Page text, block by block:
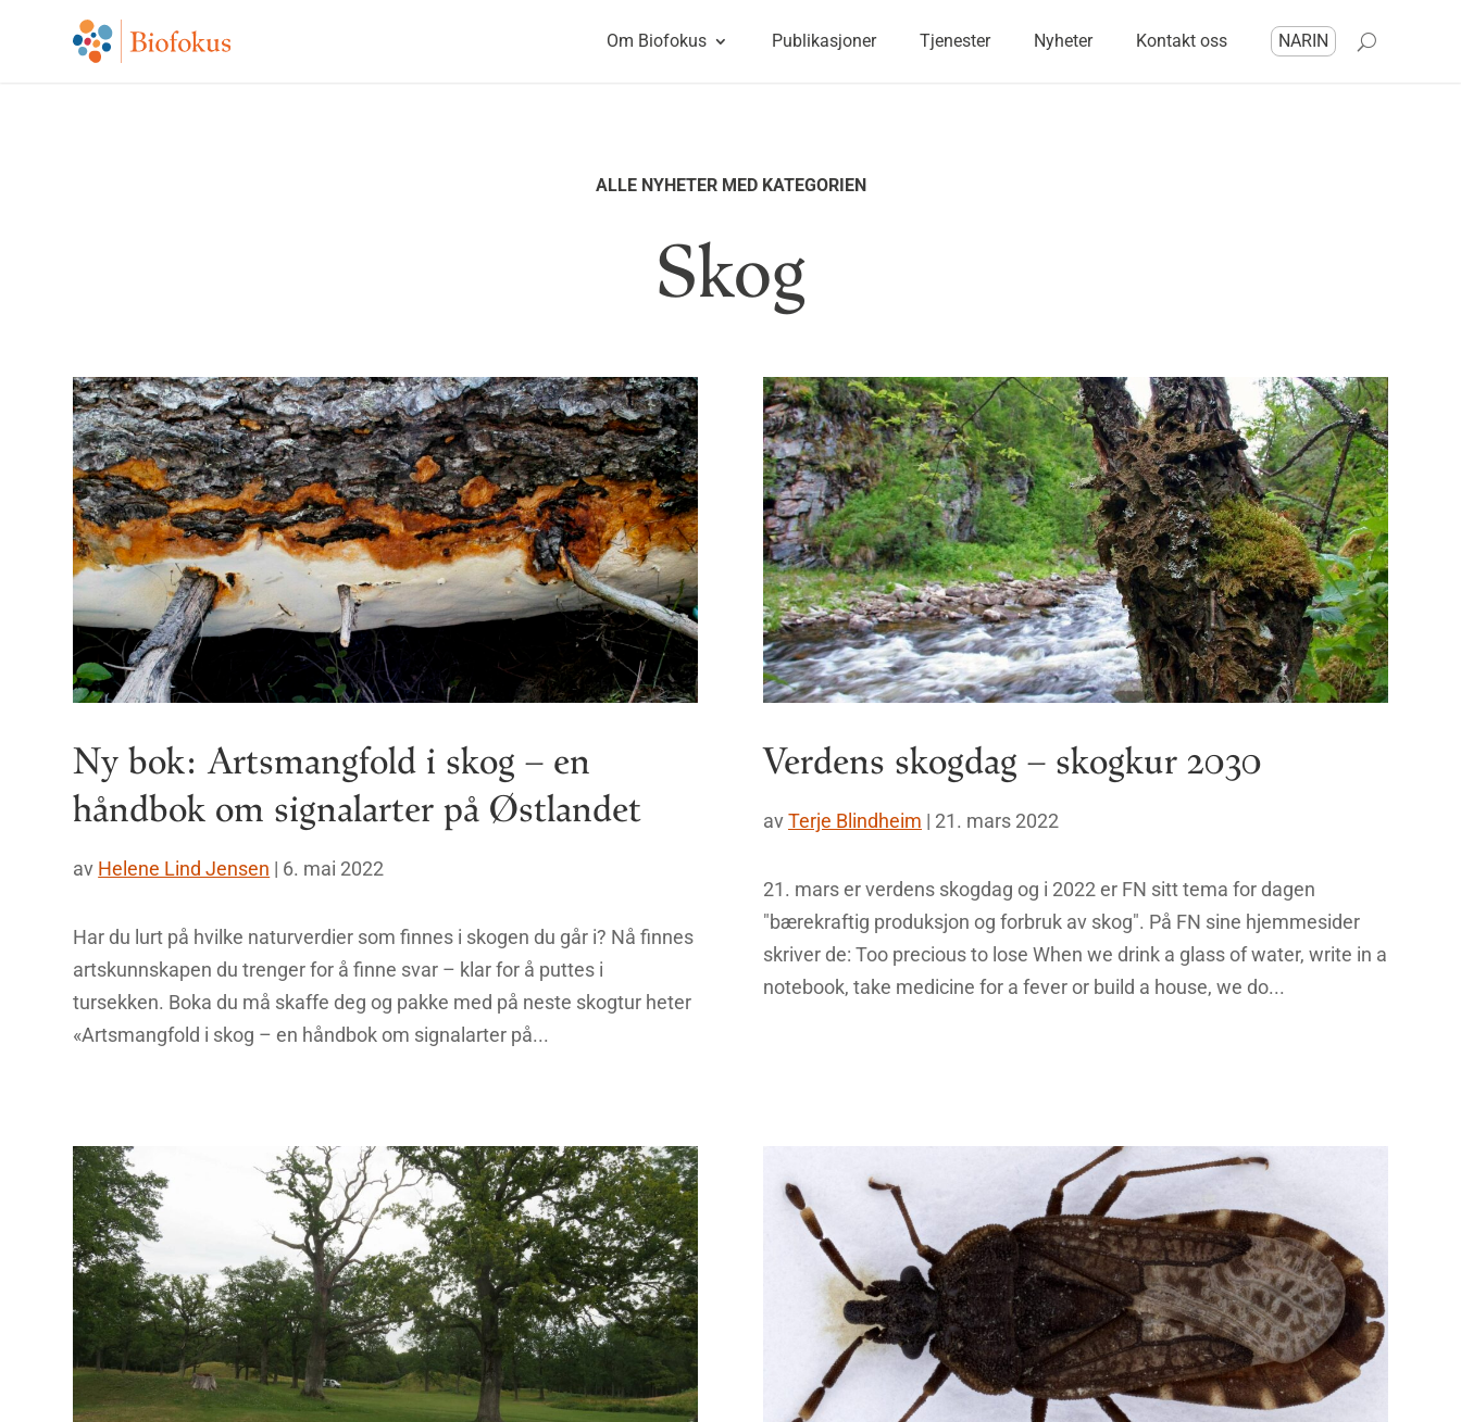
Om Biofokus Publikasjoner Tjenester Nyheter Kontakt oss NARIN
ALLE NYHETER MED KATEGORIEN
Skog
Ny bok: Artsmangfold i skog – en
håndbok om signalarter på Østlandet
av Helene Lind Jensen | 6. mai 2022
Har du lurt på hvilke naturverdier som finnes i skogen du går i? Nå finnes
artskunnskapen du trenger for å finne svar – klar for å puttes i
tursekken. Boka du må skaffe deg og pakke med på neste skogtur heter
«Artsmangfold i skog – en håndbok om signalarter på...
Verdens skogdag – skogkur 2030
avTerje Blindheim | 21. mars 2022
21. mars er verdens skogdag og i 2022 er FN sitt tema for dagen
"bærekraftig produksjon og forbruk av skog". På FN sine hjemmesider
skriver de: Too precious to lose When we drink a glass of water, write in a
notebook, take medicine for a fever or build a house, we do...